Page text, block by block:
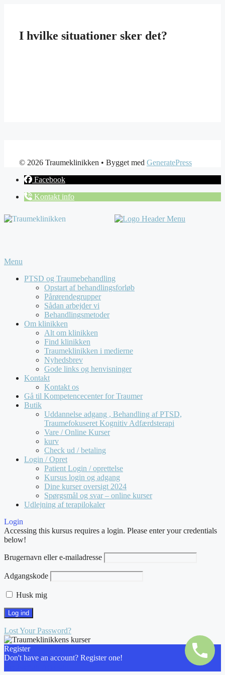
I hvilke situationer sker det?
© 2026 Traumeklinikken • Bygget med GeneratePress
Facebook
Kontakt info
Menu
PTSD og Traumebehandling
Opstart af behandlingsforløb
Pårørendegrupper
Sådan arbejder vi
Behandlingsmetoder
Om klinikken
Alt om klinikken
Find klinikken
Traumeklinikken i medierne
Nyhedsbrev
Gode links og henvisninger
Kontakt
Kontakt os
Gå til Kompetencecenter for Traumer
Butik
Uddannelse adgang , Behandling af PTSD,
Traumefokuseret Kognitiv Adfærdsterapi
Vare / Online Kurser
kurv
Check ud / betaling
Login / Opret
Patient Login / oprettelse
Kursus login og adgang
Dine kurser oversigt 2024
Spørgsmål og svar – online kurser
Udlejning af terapilokaler
Login
Accessing this kursus requires a login. Please enter your credentials
below!
Brugernavn eller e-mailadresse
Adgangskode
Husk mig
Lost Your Password?
Register
Don't have an account? Register one!